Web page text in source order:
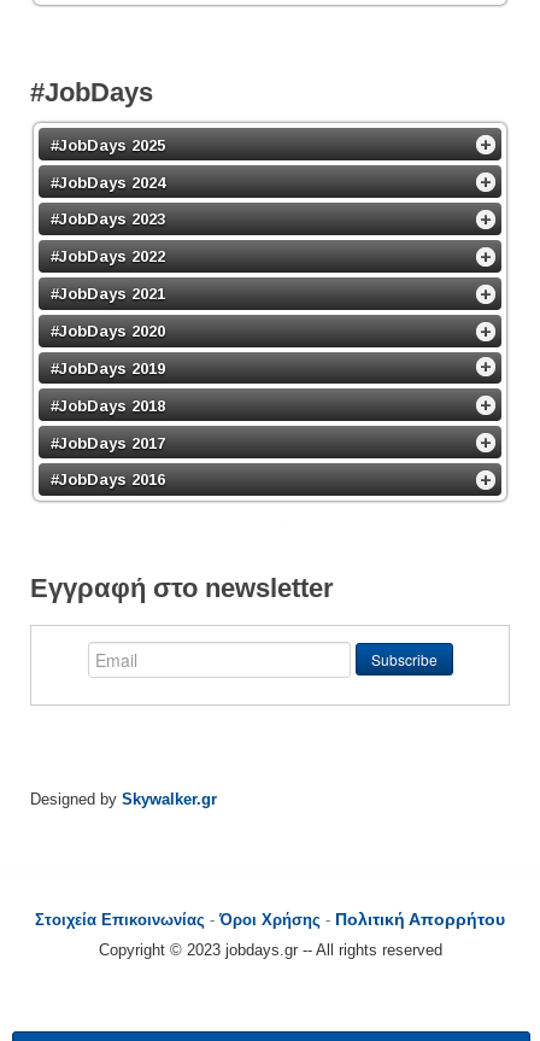
#JobDays
#JobDays 2025
#JobDays 2024
#JobDays 2023
#JobDays 2022
#JobDays 2021
#JobDays 2020
#JobDays 2019
#JobDays 2018
#JobDays 2017
#JobDays 2016
Εγγραφή στο newsletter
Designed by Skywalker.gr
Στοιχεία Επικοινωνίας -Όροι Χρήσης - Πολιτική Απορρήτου
Copyright © 2023 jobdays.gr -- All rights reserved